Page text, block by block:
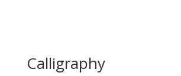
Calligraphy